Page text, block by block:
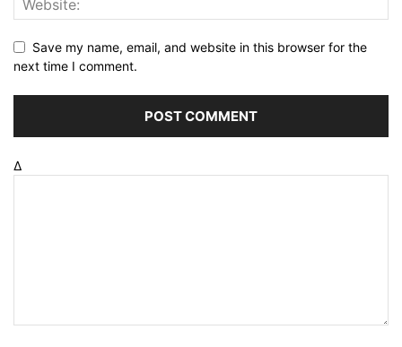
Save my name, email, and website in this browser for the
next time I comment.
Δ